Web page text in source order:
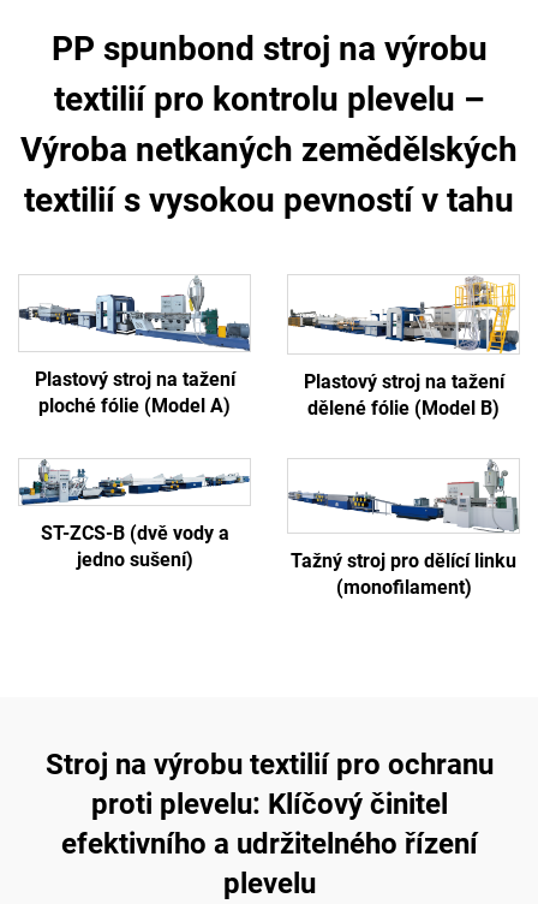
PP spunbond stroj na výrobu
textilií pro kontrolu plevelu –
Výroba netkaných zemědělských
textilií s vysokou pevností v tahu
Plastový stroj na tažení
ploché fólie (Model A)
Plastový stroj na tažení
dělené fólie (Model B)
ST-ZCS-B (dvě vody a
jedno sušení)
Tažný stroj pro dělící linku
(monofilament)
Stroj na výrobu textilií pro ochranu
proti plevelu: Klíčový činitel
efektivního a udržitelného řízení
plevelu